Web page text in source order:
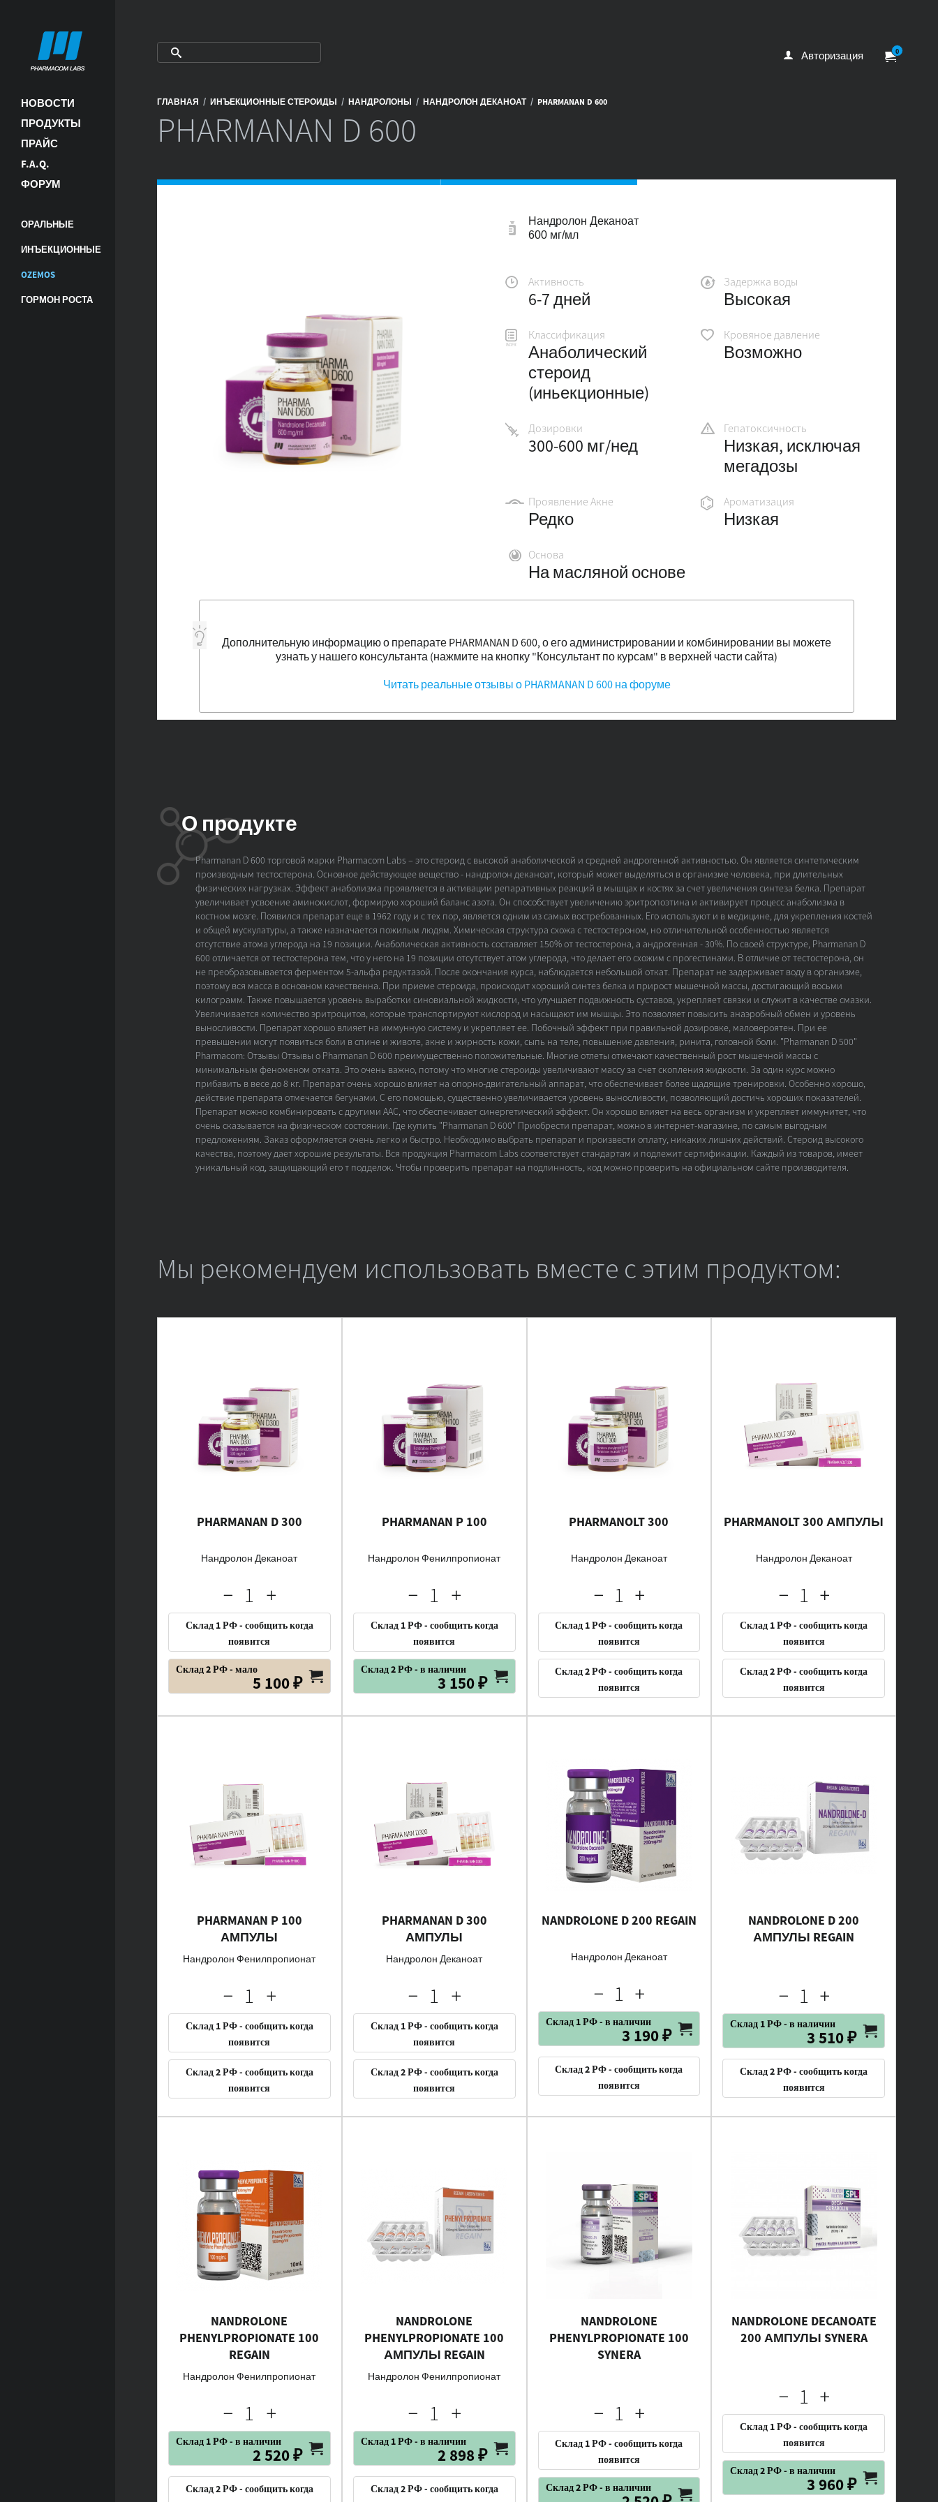
НОВОСТИ
ПРОДУКТЫ
ПРАЙС
F.A.Q.
ФОРУМ
ОРАЛЬНЫЕ
ИНЪЕКЦИОННЫЕ
OZEMOS
ГОРМОН РОСТА
Авторизация 0
ГЛАВНАЯ / ИНЪЕКЦИОННЫЕ СТЕРОИДЫ / НАНДРОЛОНЫ / НАНДРОЛОН ДЕКАНОАТ / PHARMANAN D 600
PHARMANAN D 600
Нандролон Деканоат
600 мг/мл
Активность
6-7 дней
Задержка воды
Высокая
Классификация
Анаболический
стероид
(иньекционные)
Кровяное давление
Возможно
Дозировки
300-600 мг/нед
Гепатоксичность
Низкая, исключая
мегадозы
Проявление Акне
Редко
Ароматизация
Низкая
Основа
На масляной основе
Дополнительную информацию о препарате PHARMANAN D 600, о его администрировании и комбинировании вы можете
узнать у нашего консультанта (нажмите на кнопку "Консультант по курсам" в верхней части сайта)
Читать реальные отзывы о PHARMANAN D 600 на форуме
О продукте
Pharmanan D 600 торговой марки Pharmacom Labs – это стероид с высокой анаболической и средней андрогенной активностью. Он является синтетическим
производным тестостерона. Основное действующее вещество - нандролон деканоат, который может выделяться в организме человека, при длительных
физических нагрузках. Эффект анаболизма проявляется в активации репаративных реакций в мышцах и костях за счет увеличения синтеза белка. Препарат
увеличивает усвоение аминокислот, формирую хороший баланс азота. Он способствует увеличению эритропоэтина и активирует процесс анаболизма в
костном мозге. Появился препарат еще в 1962 году и с тех пор, является одним из самых востребованных. Его используют и в медицине, для укрепления костей
и общей мускулатуры, а также назначается пожилым людям. Химическая структура схожа с тестостероном, но отличительной особенностью является
отсутствие атома углерода на 19 позиции. Анаболическая активность составляет 150% от тестостерона, а андрогенная - 30%. По своей структуре, Pharmanan D
600 отличается от тестостерона тем, что у него на 19 позиции отсутствует атом углерода, что делает его схожим с прогестинами. В отличие от тестостерона, он
не преобразовывается ферментом 5-альфа редуктазой. После окончания курса, наблюдается небольшой откат. Препарат не задерживает воду в организме,
поэтому вся масса в основном качественна. При приеме стероида, происходит хороший синтез белка и прирост мышечной массы, достигающий восьми
килограмм. Также повышается уровень выработки синовиальной жидкости, что улучшает подвижность суставов, укрепляет связки и служит в качестве смазки.
Увеличивается количество эритроцитов, которые транспортируют кислород и насыщают им мышцы. Это позволяет повысить анаэробный обмен и уровень
выносливости. Препарат хорошо влияет на иммунную систему и укрепляет ее. Побочный эффект при правильной дозировке, маловероятен. При ее
превышении могут появиться боли в спине и животе, акне и жирность кожи, сыпь на теле, повышение давления, ринита, головной боли. "Pharmanan D 500"
Pharmacom: Отзывы Отзывы о Pharmanan D 600 преимущественно положительные. Многие отлеты отмечают качественный рост мышечной массы с
минимальным феноменом отката. Это очень важно, потому что многие стероиды увеличивают массу за счет скопления жидкости. За один курс можно
прибавить в весе до 8 кг. Препарат очень хорошо влияет на опорно-двигательный аппарат, что обеспечивает более щадящие тренировки. Особенно хорошо,
действие препарата отмечается бегунами. С его помощью, существенно увеличивается уровень выносливости, позволяющий достичь хороших показателей.
Препарат можно комбинировать с другими ААС, что обеспечивает синергетический эффект. Он хорошо влияет на весь организм и укрепляет иммунитет, что
очень сказывается на физическом состоянии. Где купить "Pharmanan D 600" Приобрести препарат, можно в интернет-магазине, по самым выгодным
предложениям. Заказ оформляется очень легко и быстро. Необходимо выбрать препарат и произвести оплату, никаких лишних действий. Стероид высокого
качества, поэтому дает хорошие результаты. Вся продукция Pharmacom Labs соответствует стандартам и подлежит сертификации. Каждый из товаров, имеет
уникальный код, защищающий его т подделок. Чтобы проверить препарат на подлинность, код можно проверить на официальном сайте производителя.
Мы рекомендуем использовать вместе с этим продуктом:
PHARMANAN D 300
Нандролон Деканоат
Склад 1 РФ - сообщить когда
появится
Склад 2 РФ - мало
5 100 ₽
PHARMANAN P 100
Нандролон Фенилпропионат
Склад 1 РФ - сообщить когда
появится
Склад 2 РФ - в наличии
3 150 ₽
PHARMANOLT 300
Нандролон Деканоат
Склад 1 РФ - сообщить когда
появится
Склад 2 РФ - сообщить когда
появится
PHARMANOLT 300 АМПУЛЫ
Нандролон Деканоат
Склад 1 РФ - сообщить когда
появится
Склад 2 РФ - сообщить когда
появится
PHARMANAN P 100
АМПУЛЫ
Нандролон Фенилпропионат
Склад 1 РФ - сообщить когда
появится
Склад 2 РФ - сообщить когда
появится
PHARMANAN D 300
АМПУЛЫ
Нандролон Деканоат
Склад 1 РФ - сообщить когда
появится
Склад 2 РФ - сообщить когда
появится
NANDROLONE D 200 REGAIN
Нандролон Деканоат
Склад 1 РФ - в наличии
3 190 ₽
Склад 2 РФ - сообщить когда
появится
NANDROLONE D 200
АМПУЛЫ REGAIN
Склад 1 РФ - в наличии
3 510 ₽
Склад 2 РФ - сообщить когда
появится
NANDROLONE
PHENYLPROPIONATE 100
REGAIN
Нандролон Фенилпропионат
Склад 1 РФ - в наличии
2 520 ₽
Склад 2 РФ - сообщить когда
NANDROLONE
PHENYLPROPIONATE 100
АМПУЛЫ REGAIN
Нандролон Фенилпропионат
Склад 1 РФ - в наличии
2 898 ₽
Склад 2 РФ - сообщить когда
NANDROLONE
PHENYLPROPIONATE 100
SYNERA
Склад 1 РФ - сообщить когда
появится
Склад 2 РФ - в наличии
NANDROLONE DECANOATE
200 АМПУЛЫ SYNERA
Склад 1 РФ - сообщить когда
появится
Склад 2 РФ - в наличии
3 960 ₽